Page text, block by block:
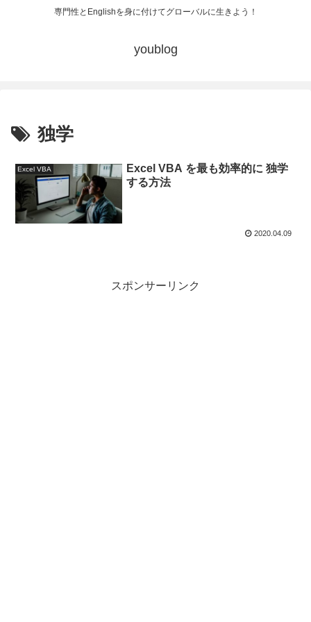
専門性とEnglishを身に付けてグローバルに生きよう！
youblog
独学
Excel VBA
Excel VBA を最も効率的に 独学
する方法
2020.04.09
スポンサーリンク